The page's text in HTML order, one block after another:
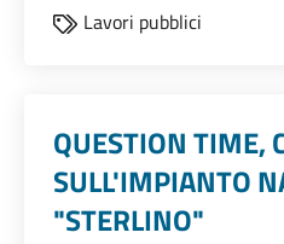
Lavori pubblici
QUESTION TIME,
SULL'IMPIANTO
"STERLINO"